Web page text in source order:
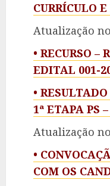
CURRÍCULO
Atualização
• RECURSO –
EDITAL 001-
•
1ª ETAPA PS
Atualização
•
COM OS